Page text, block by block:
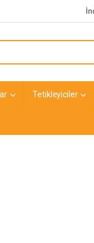
Tetikleyiciler